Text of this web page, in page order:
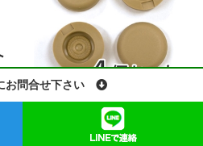
【交換パーツ】打込み式タフ
ネス FPK-18 24mm
お問合せ下さい